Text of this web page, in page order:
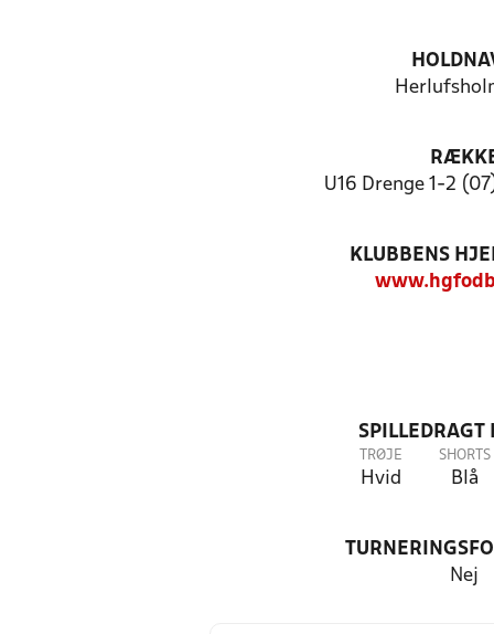
U16 Drenge 1-2
KLUBBENS
SPILLEDRAGT
TRØJE
Hvid
SHORTS
Blå
Nej